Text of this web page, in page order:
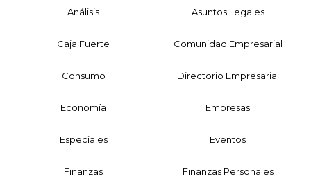
Análisis Asuntos Legales
Caja Fuerte Comunidad Empresarial
Consumo Directorio Empresarial
Economía Empresas
Especiales Eventos
Finanzas Finanzas Personales